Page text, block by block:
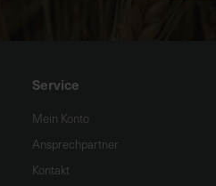
Service
Mein Konto
Ansprechpartner
Kontakt